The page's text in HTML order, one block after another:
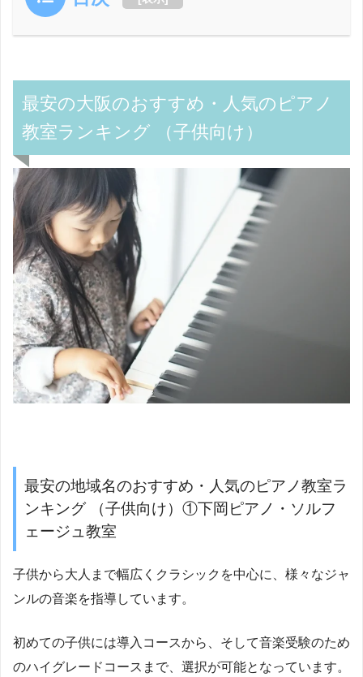
最安の大阪のおすすめ・人気のピアノ
教室ランキング （子供向け）
最安の地域名のおすすめ・人気のピアノ教室ラ
ンキング （子供向け）①下岡ピアノ・ソルフ
ェージュ教室
子供から大人まで幅広くクラシックを中心に、様々なジャ
ンルの音楽を指導しています。
初めての子供には導入コースから、そして音楽受験のため
のハイグレードコースまで、選択が可能となっています。